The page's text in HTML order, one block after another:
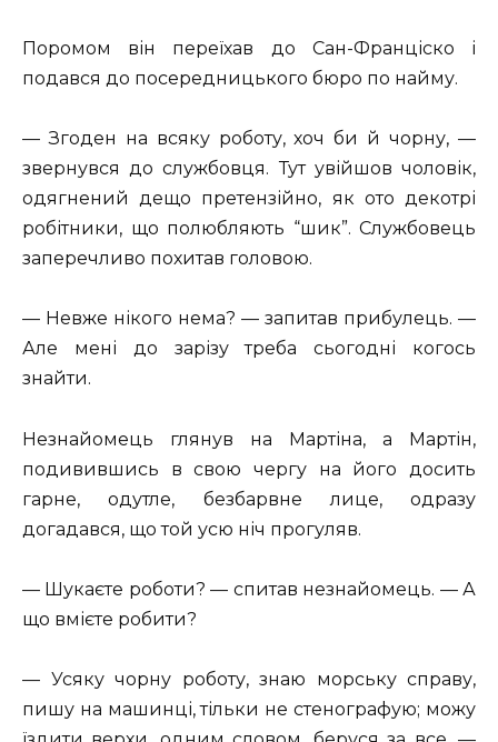
Поромом він переїхав до Сан-Франціско і
подався до посередницького бюро по найму.
— Згоден на всяку роботу, хоч би й чорну, —
звернувся до службовця. Тут увійшов чоловік,
одягнений дещо претензійно, як ото декотрі
робітники, що полюбляють “шик”. Службовець
заперечливо похитав головою.
— Невже нікого нема? — запитав прибулець. —
Але мені до зарізу треба сьогодні когось
знайти.
Незнайомець глянув на Мартіна, а Мартін,
подивившись в свою чергу на його досить
гарне, одутле, безбарвне лице, одразу
догадався, що той усю ніч прогуляв.
— Шукаєте роботи? — спитав незнайомець. — А
що вмієте робити?
— Усяку чорну роботу, знаю морську справу,
пишу на машинці, тільки не стенографую; можу